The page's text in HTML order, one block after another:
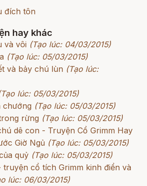
đích tôn
hay khác
và vôi (Tạo lúc: 04/03/2015)
(Tạo lúc: 05/03/2015)
và bảy chú lùn (Tạo lúc:
lúc: 05/03/2015)
chướng (Tạo lúc: 05/03/2015)
rừng (Tạo lúc: 05/03/2015)
dê con - Truyện Cổ Grimm Hay
Giờ Ngủ (Tạo lúc: 05/03/2015)
quỷ (Tạo lúc: 05/03/2015)
truyện cổ tích Grimm kinh điển và
lúc: 06/03/2015)